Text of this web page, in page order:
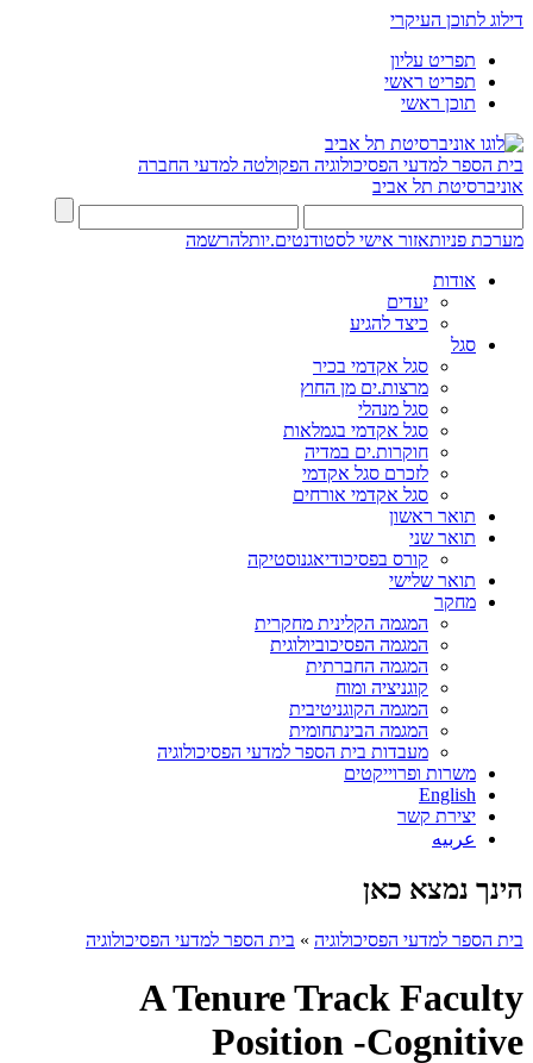
דילוג לתוכן העיקרי
תפריט עליון
תפריט ראשי
תוכן ראשי
בית הספר למדעי הפסיכולוגיה הפקולטה למדעי החברה
אוניברסיטת תל אביב
מערכת פניותאזור אישי לסטודנטים.יותלהרשמה
אודות
יעדים
כיצד להגיע
סגל
סגל אקדמי בכיר
מרצות.ים מן החוץ
סגל מנהלי
סגל אקדמי בגמלאות
חוקרות.ים במדיה
לזכרם סגל אקדמי
סגל אקדמי אורחים
תואר ראשון
תואר שני
קורס בפסיכודיאגנוסטיקה
תואר שלישי
מחקר
המגמה הקלינית מחקרית
המגמה הפסיכוביולוגית
המגמה החברתית
קוגניציה ומוח
המגמה הקוגניטיבית
המגמה הבינתחומית
מעבדות בית הספר למדעי הפסיכולוגיה
משרות ופרוייקטים
English
יצירת קשר
عربيه
הינך נמצא כאן
בית הספר למדעי הפסיכולוגיה » בית הספר למדעי הפסיכולוגיה
A Tenure Track Faculty
Position -Cognitive